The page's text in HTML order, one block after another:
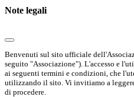
Note legali
Benvenuti sul sito ufficiale
seguito "Associazione"). L'accesso e
ai seguenti termini e condizioni, che
utilizzando il sito. Vi invitiamo a
di procedere.